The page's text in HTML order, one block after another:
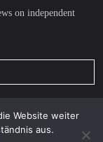
on independent
Website weiter
aus.